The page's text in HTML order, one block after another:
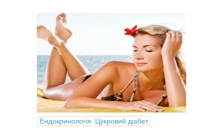
Ендокринологія. Цукровий діабет